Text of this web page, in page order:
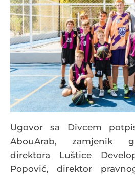
Ugovor sa Divcem
AbouArab, zamjenik
direktora Luštice
Popović, direktor